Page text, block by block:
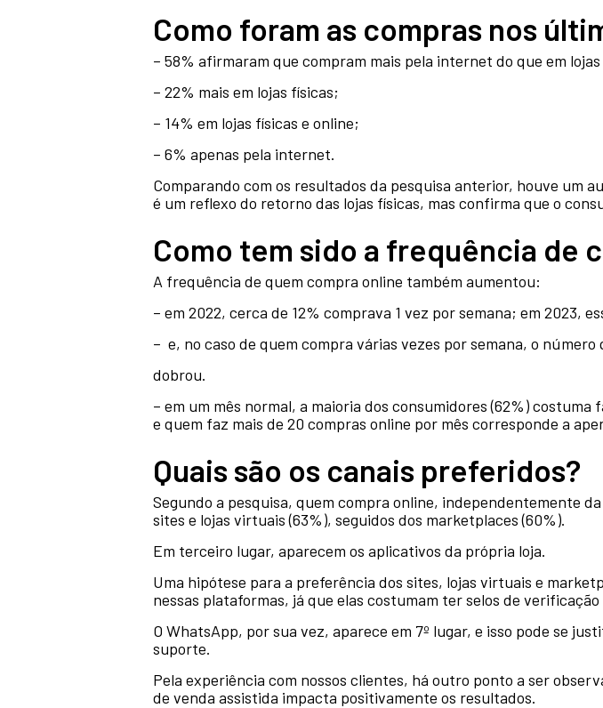
Como foram as compras nos
– 58% afirmaram que compram mais pela internet do que em
– 22% mais em lojas físicas;
– 14% em lojas físicas e online;
– 6% apenas pela internet.
Comparando com os resultados da pesquisa anterior, houve um
é um reflexo do retorno das lojas físicas, mas confirma que o
Como tem sido a frequência de
A frequência de quem compra online também aumentou:
– em 2022, cerca de 12% comprava 1 vez por semana; em 2023,
– e, no caso de quem compra várias vezes por semana, o número
dobrou.
– em um mês normal, a maioria dos consumidores (62%)
e quem faz mais de 20 compras online por mês corresponde a
Quais são os canais preferidos?
Segundo a pesquisa, quem compra online, independentemente
sites e lojas virtuais (63%), seguidos dos marketplaces (60%).
Em terceiro lugar, aparecem os aplicativos da própria loja.
Uma hipótese para a preferência dos sites, lojas virtuais e
nessas plataformas, já que elas costumam ter selos de
O WhatsApp, por sua vez, aparece em 7º lugar, e isso pode se
suporte.
Pela experiência com nossos clientes, há outro ponto a ser
de venda assistida impacta positivamente os resultados.